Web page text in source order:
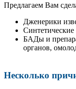
Предлагаем Вам
Дженерики
БАДы и
органов,
Несколько